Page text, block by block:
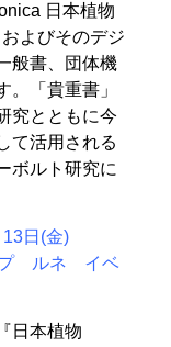
日本植物
よびそのデジ
般書、団体機
。「貴重書」
究とともに今
て活用される
ボルト研究に
日(金)
ルネ イベ
日本植物